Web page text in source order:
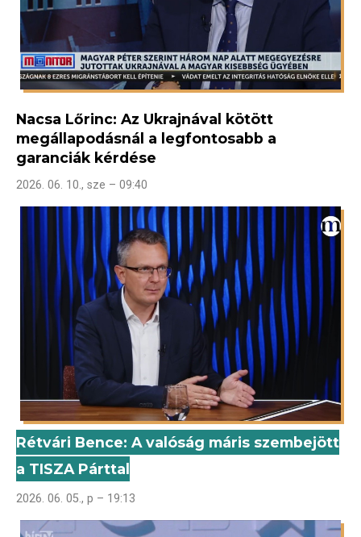
Nacsa Lőrinc: Az Ukrajnával kötött
megállapodásnál a legfontosabb a
garanciák kérdése
2026. 06. 10., sze – 09:40
Rétvári Bence: A valóság máris szembejött
a TISZA Párttal
2026. 06. 05., p – 19:13